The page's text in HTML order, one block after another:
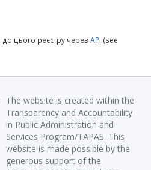
цього реєстру через API (see
The website is created within the
Transparency and Accountability
in Public Administration and
Services Program/TAPAS. This
website is made possible by the
generous support of the